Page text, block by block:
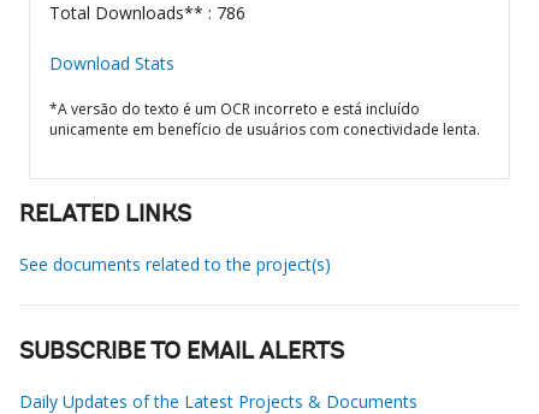
Total Downloads** : 786
Download Stats
*A versão do texto é um OCR incorreto e está incluído
unicamente em benefício de usuários com conectividade lenta.
RELATED LINKS
See documents related to the project(s)
SUBSCRIBE TO EMAIL ALERTS
Daily Updates of the Latest Projects & Documents